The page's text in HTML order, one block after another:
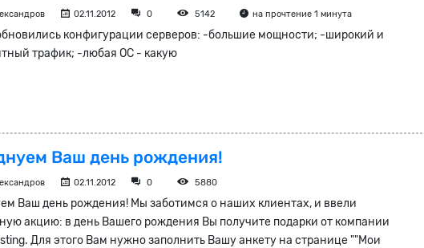
02.11.2012 0 5142 на прочтение 1 минута
конфигурации серверов: -большие мощности; -широкий и
трафик; -любая ОС - какую
Ваш день рождения!
02.11.2012 0 5880
Ваш день рождения! Мы заботимся о наших клиентах, и ввели
акцию: в день Вашего рождения Вы получите подарки от компании
Для этого Вам нужно заполнить Вашу анкету на странице ""Мои